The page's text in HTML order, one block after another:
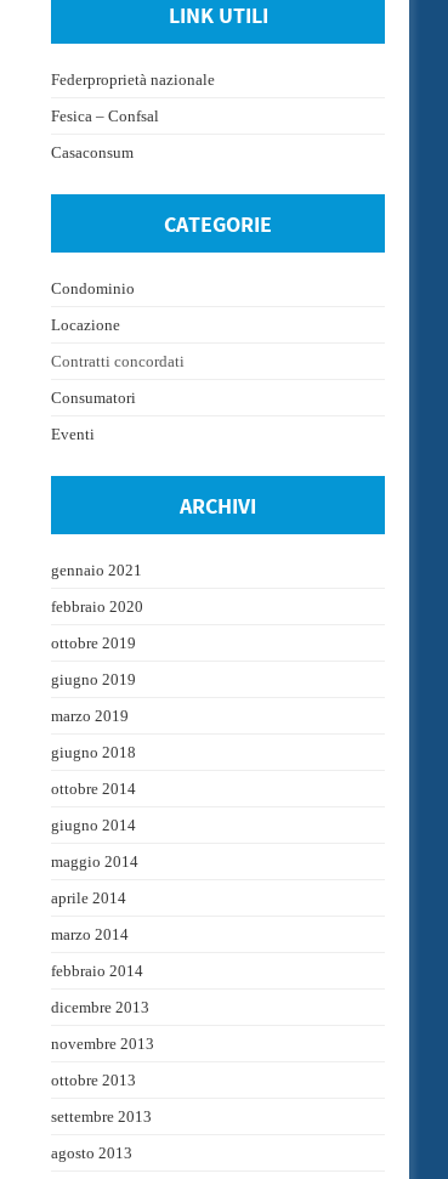
LINK UTILI
Federproprietà nazionale
Fesica – Confsal
Casaconsum
CATEGORIE
Condominio
Locazione
Contratti concordati
Consumatori
Eventi
ARCHIVI
gennaio 2021
febbraio 2020
ottobre 2019
giugno 2019
marzo 2019
giugno 2018
ottobre 2014
giugno 2014
maggio 2014
aprile 2014
marzo 2014
febbraio 2014
dicembre 2013
novembre 2013
ottobre 2013
settembre 2013
agosto 2013